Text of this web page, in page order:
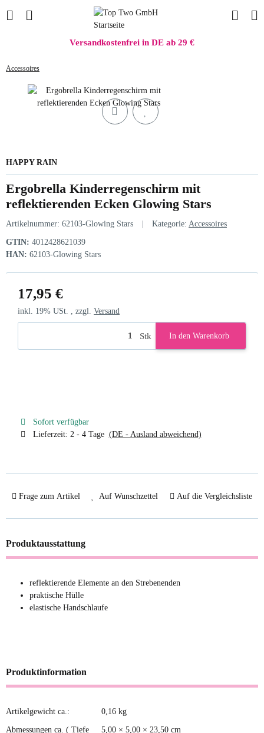
Versandkostenfrei in DE ab 29 €
Accessoires
HAPPY RAIN
Ergobrella Kinderregenschirm mit
reflektierenden Ecken Glowing Stars
Artikelnummer: 62103-Glowing Stars Kategorie: Accessoires
GTIN: 4012428621039
HAN: 62103-Glowing Stars
17,95 €
inkl. 19% USt. , zzgl. Versand
Stk In den Warenkorb
Sofort verfügbar
Lieferzeit: 2 - 4 Tage (DE - Ausland abweichend)
Frage zum Artikel Auf Wunschzettel Auf die Vergleichsliste
Produktausstattung
reflektierende Elemente an den Strebenenden
praktische Hülle
elastische Handschlaufe
Produktinformation
Produkteigenschaft
Wert
Artikelgewicht ca.: 0,16 kg
Abmessungen ca. ( Tiefe
5,00 × 5,00 × 23,50 cm